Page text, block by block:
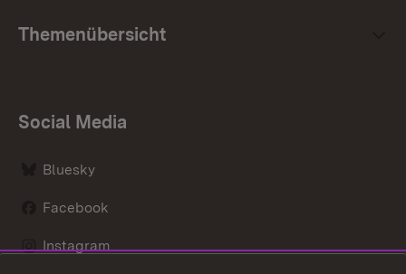
Themenübersicht
Social Media
Bluesky
Facebook
Instagram